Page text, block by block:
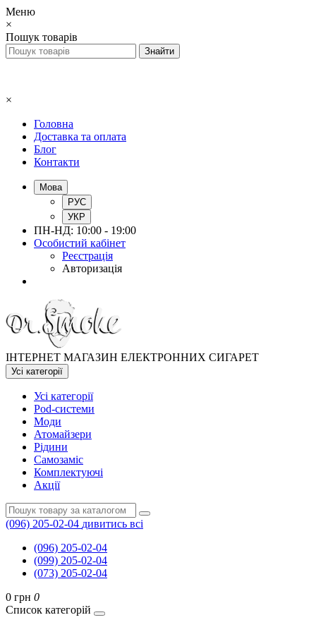
Меню
×
Пошук товарів
×
Головна
Доставка та оплата
Блог
Контакти
Мова
РУС
УКР
ПН-НД: 10:00 - 19:00
Особистий кабінет
Реєстрація
Авторизація
ІНТЕРНЕТ МАГАЗИН ЕЛЕКТРОННИХ СИГАРЕТ
Усі категорії
Усі категорії
Pod-системи
Моди
Атомайзери
Рідини
Самозаміс
Комплектуючі
Акції
(096) 205-02-04 дивитись всі
(096) 205-02-04
(099) 205-02-04
(073) 205-02-04
0 грн 0
Список категорій